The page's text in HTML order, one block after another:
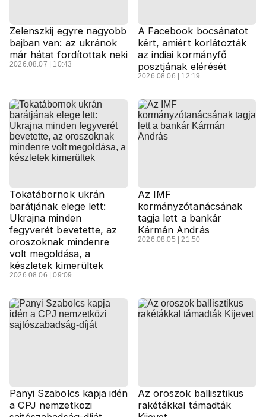
Zelenszkij egyre nagyobb
bajban van: az ukránok
már hátat fordítottak neki
2026.08.07 | 10:43
A Facebook bocsánatot
kért, amiért korlátozták
az indiai kormányfő
posztjának elérését
2026.08.06 | 12:19
Tokatábornok ukrán
barátjának elege lett:
Ukrajna minden
fegyverét bevetette, az
oroszoknak mindenre
volt megoldása, a
készletek kimerültek
2026.08.06 | 09:09
Az IMF
kormányzótanácsának
tagja lett a bankár
Kármán András
2026.08.05 | 21:50
Panyi Szabolcs kapja idén
a CPJ nemzetközi
Az oroszok ballisztikus
rakétákkal támadták